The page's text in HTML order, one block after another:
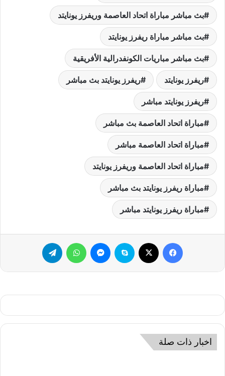
بث مباشر مباراة اتحاد العاصمة وريفرز يونايتد
بث مباشر مباراة ريفرز يونايتد
بث مباشر مباريات الكونفدرالية الأفريقية
ريفرز يونايتد ريفرز يونايتد بث مباشر
ريفرز يونايتد مباشر
مباراة اتحاد العاصمة بث مباشر
مباراة اتحاد العاصمة مباشر
مباراة اتحاد العاصمة وريفرز يونايتد
مباراة ريفرز يونايتد بث مباشر
مباراة ريفرز يونايتد مباشر
فيسبوك سكايب ماسنجر واتساب
اخبار ذات صلة